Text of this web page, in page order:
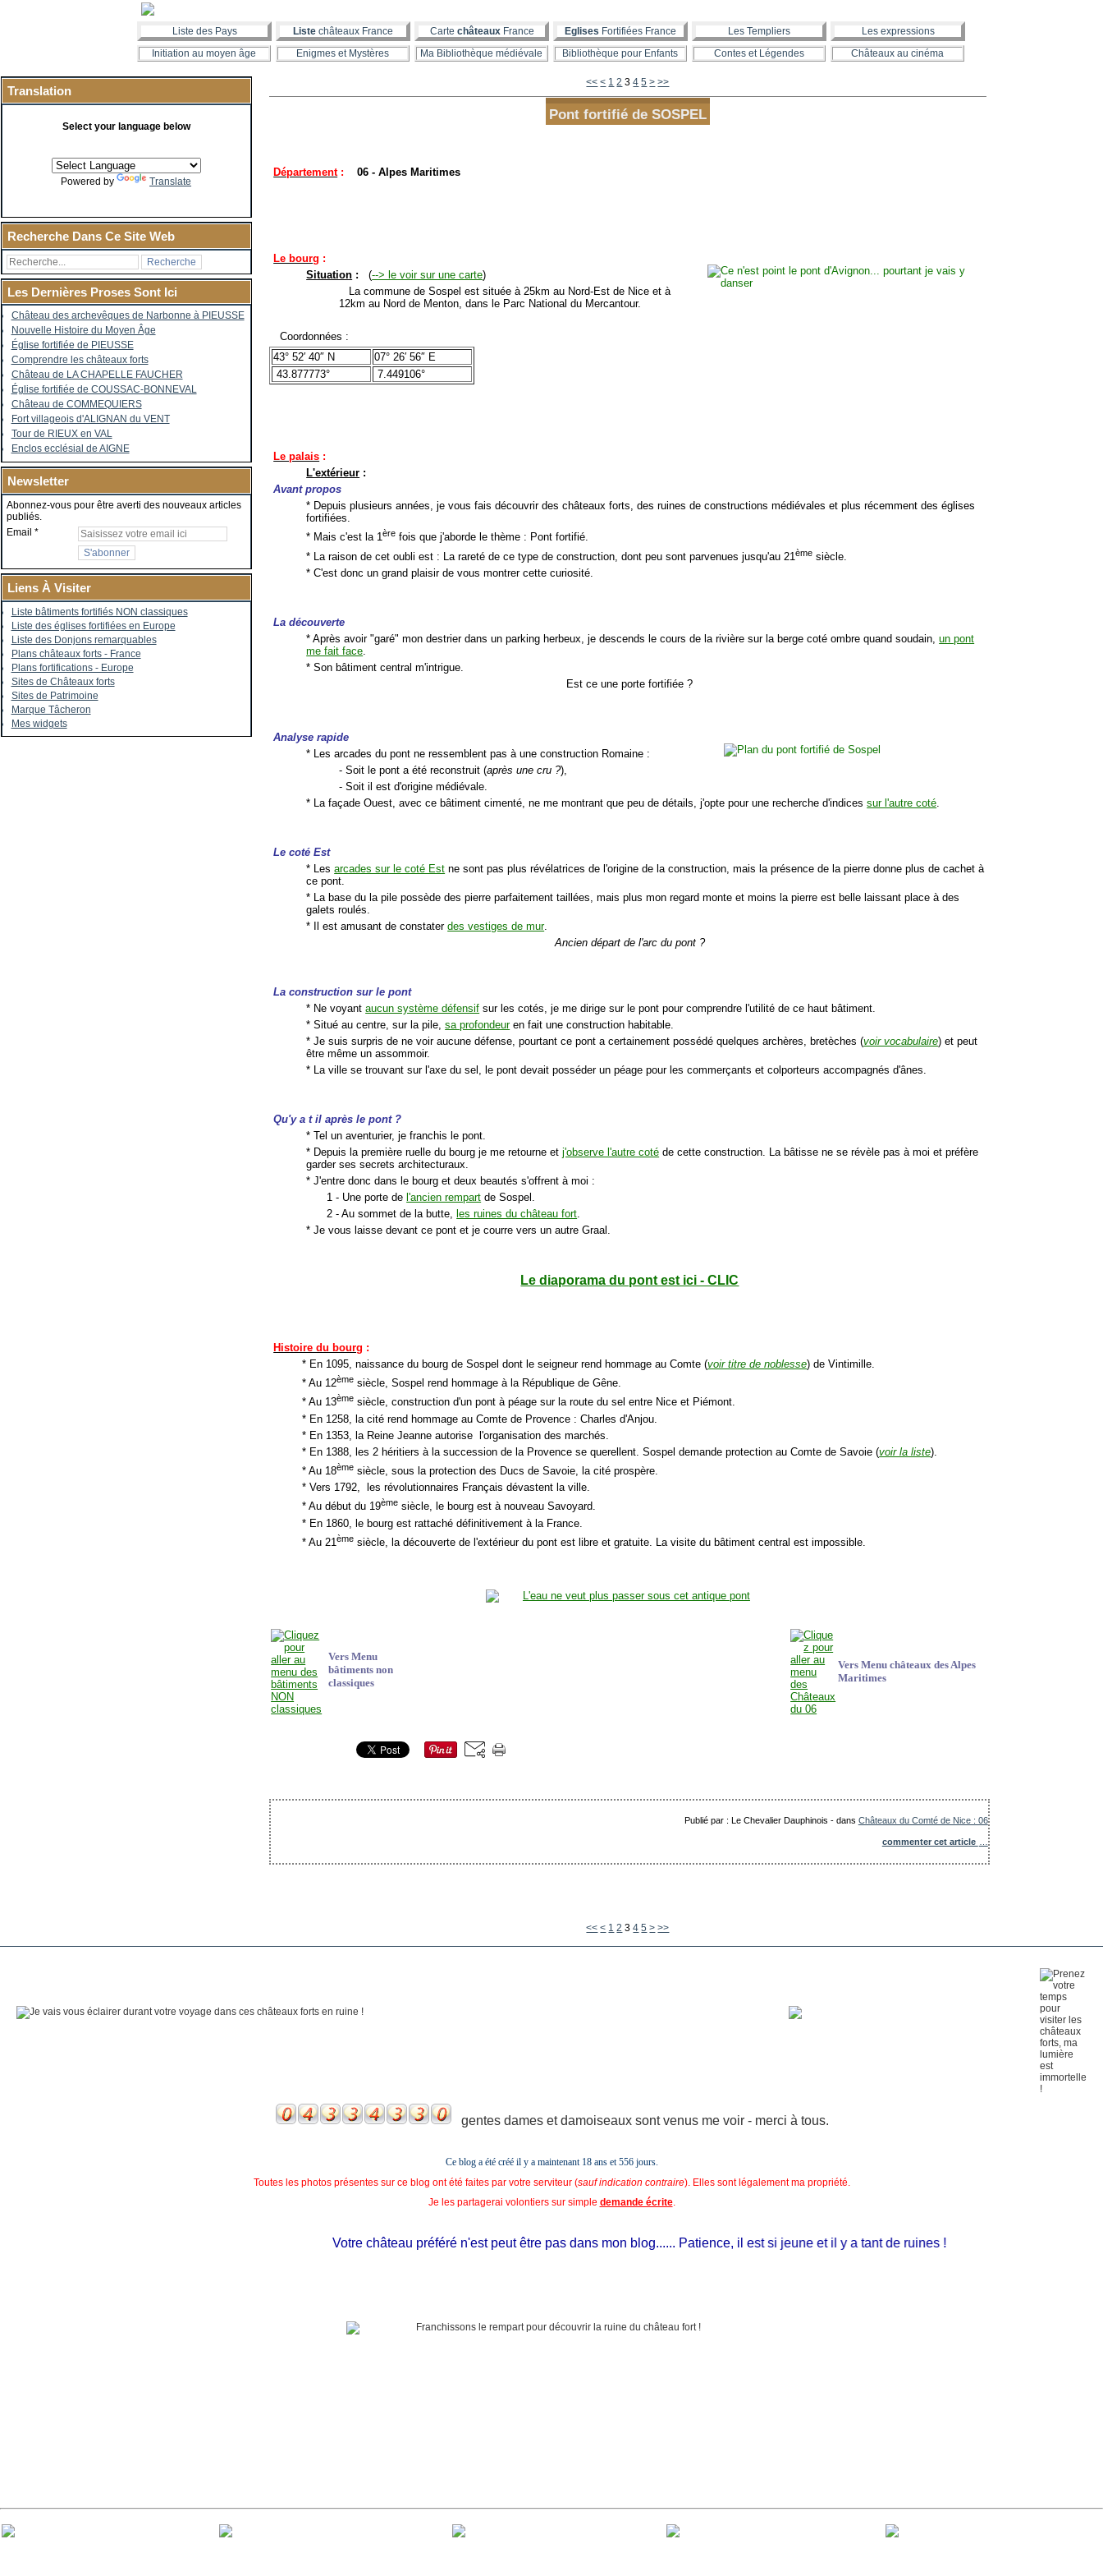
Liste des Pays Liste châteaux France Carte châteauxFrance Eglises Fortifiées France Les Templiers
Les expressions
Initiation au moyen âge
Enigmes et Mystères Ma Bibliothèque médiévale Bibliothèque pour Enfants Contes et Légendes Châteaux au cinéma
Translation
Select your language below
Powered by Translate
Recherche Dans Ce Site Web
Les Dernières Proses Sont Ici
Château des archevêques de Narbonne à PIEUSSE
Nouvelle Histoire du Moyen Âge
Église fortifiée de PIEUSSE
Comprendre les châteaux forts
Château de LA CHAPELLE FAUCHER
Église fortifiée de COUSSAC-BONNEVAL
Château de COMMEQUIERS
Fort villageois d'ALIGNAN du VENT
Tour de RIEUX en VAL
Enclos ecclésial de AIGNE
Newsletter
Abonnez-vous pour être averti des nouveaux articles
publiés.
Email
Liens À Visiter
Liste bâtiments fortifiés NON classiques
Liste des églises fortifiées en Europe
Liste des Donjons remarquables
Plans châteaux forts - France
Plans fortifications - Europe
Sites de Châteaux forts
Sites de Patrimoine
Marque Tâcheron
Mes widgets
<< < 1 2 3 4 5 > >>
Pont fortifié de SOSPEL
Département : 06 - Alpes Maritimes
Le bourg :
Situation : (--> le voir sur une carte)
La commune de Sospel est située à 25km au Nord-Est de Nice et à
12km au Nord de Menton, dans le Parc National du Mercantour.
Coordonnées :
43° 52′ 40″ N
07° 26′ 56″ E
43.877773°
7.449106°
Le palais :
L'extérieur :
Avant propos
* Depuis plusieurs années, je vous fais découvrir des châteaux forts, des ruines de constructions médiévales et plus récemment des églises
fortifiées.
* Mais c'est la 1ère fois que j'aborde le thème : Pont fortifié.
* La raison de cet oubli est : La rareté de ce type de construction, dont peu sont parvenues jusqu'au 21ème siècle.
* C'est donc un grand plaisir de vous montrer cette curiosité.
La découverte
* Après avoir "garé" mon destrier dans un parking herbeux, je descends le cours de la rivière sur la berge coté ombre quand soudain,un pont
me fait face
* Son bâtiment central m'intrigue.
Est ce une porte fortifiée ?
Analyse rapide
* Les arcades du pont ne ressemblent pas à une construction Romaine :
- Soit le pont a été reconstruit (après une cru ?),
- Soit il est d'origine médiévale.
* La façade Ouest, avec ce bâtiment cimenté, ne me montrant que peu de détails, j'opte pour une recherche d'indicessur l'autre coté
Le coté Est
* Lesarcades sur le coté Est ne sont pas plus révélatrices de l'origine de la construction, mais la présence de la pierre donne plus de cachet à
ce pont.
* La base du la pile possède des pierre parfaitement taillées, mais plus mon regard monte et moins la pierre est belle laissant place à des
galets roulés.
* Il est amusant de constaterdes vestiges de mur.
Ancien départ de l'arc du pont ?
La construction sur le pont
* Ne voyantaucun système défensif sur les cotés, je me dirige sur le pont pour comprendre l'utilité de ce haut bâtiment.
* Situé au centre, sur la pile,sa profondeuren fait une construction habitable.
* Je suis surpris de ne voir aucune défense, pourtant ce pont a certainement possédé quelques archères, bretèches (voir vocabulaire) et peut
être même un assommoir.
* La ville se trouvant sur l'axe du sel, le pont devait posséder un péage pour les commerçants et colporteurs accompagnés d'ânes.
Qu'y a t il après le pont ?
* Tel un aventurier, je franchis le pont.
* Depuis la première ruelle du bourg je me retourne etj'observe l'autre coté de cette construction. La bâtisse ne se révèle pas à moi et préfère
garder ses secrets architecturaux.
* J'entre donc dans le bourg et deux beautés s'offrent à moi :
1 - Une porte de l'ancien rempart de Sospel.
2 - Au sommet de la butte,
les ruines du château fort
* Je vous laisse devant ce pont et je courre vers un autre Graal.
Le diaporama du pont est ici - CLIC
Histoire du bourg :
* En 1095, naissance du bourg de Sospel dont le seigneur rend hommage au Comte (voir titre de noblesse) de Vintimille.
* Au 12ème siècle, Sospel rend hommage à la République de Gêne.
* Au 13ème siècle, construction d'un pont à péage sur la route du sel entre Nice et Piémont.
* En 1258, la cité rend hommage au Comte de Provence : Charles d'Anjou.
* En 1353, la Reine Jeanne autorise l'organisation des marchés.
* En 1388, les 2 héritiers à la succession de la Provence se querellent. Sospel demande protection au Comte de Savoie (voir la liste).
* Au 18ème siècle, sous la protection des Ducs de Savoie, la cité prospère.
* Vers 1792, les révolutionnaires Français dévastent la ville.
* Au début du 19ème siècle, le bourg est à nouveau Savoyard.
* En 1860, le bourg est rattaché définitivement à la France.
* Au 21ème siècle, la découverte de l'extérieur du pont est libre et gratuite. La visite du bâtiment central est impossible.
Vers Menu
bâtiments non
classiques
Vers Menu châteaux des Alpes
Maritimes
Publié par : Le Chevalier Dauphinois -dans Châteaux du Comté de Nice : 06
commenter cet article
<< < 1 2 3 4 5 > >>
gentes dames et damoiseaux sont venus me voir - merci à tous.
Ce blog a été créé il y a maintenant 18 ans et556 jours.
Toutes les photos présentes sur ce blog ont été faites par votre serviteur (sauf indication contraire). Elles sont légalement ma propriété.
Je les partagerai volontiers sur simple demande écrite.
Votre château préféré n'est peut être pas dans mon blog...... Patience, il est si jeune et il y a tant de ruines !